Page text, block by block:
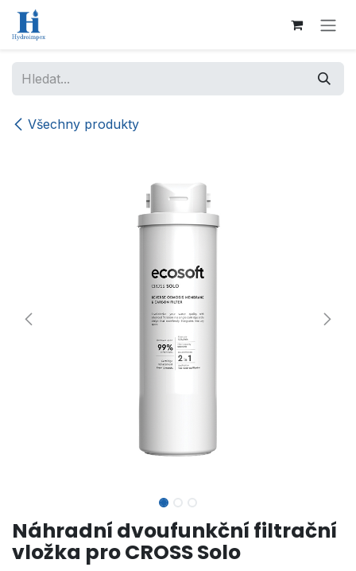
Přejít na obsah
Všechny produkty
Náhradní dvoufunkční filtrační
vložka pro CROSS Solo